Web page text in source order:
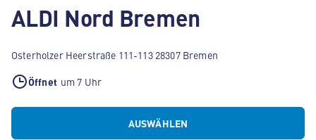
ALDI Nord Bremen
Osterholzer Heerstraße 111-113 28307 Bremen
Öffnet um 7 Uhr
AUSWÄHLEN